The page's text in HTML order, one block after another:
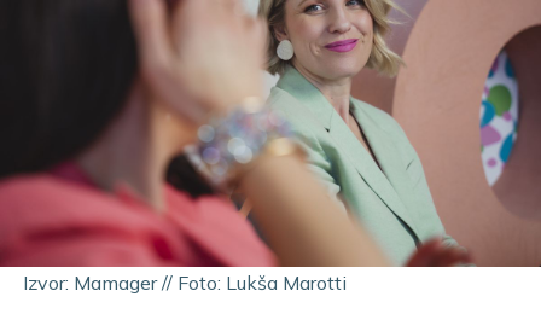
Izvor: Mamager // Foto: Lukša Marotti